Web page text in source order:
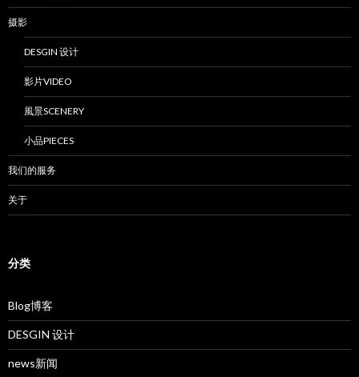
摄影
DESGIN 设计
影片VIDEO
風景SCENERY
小品PIECES
我们的服务
关于
分类
Blog博客
DESGIN 设计
news新闻